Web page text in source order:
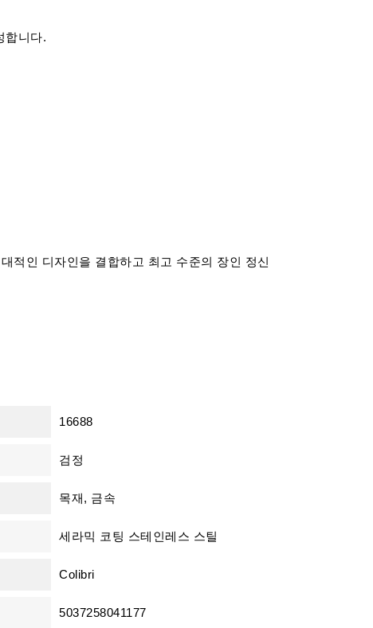
합니다.
적인 디자인을 결합하고 최고 수준의 장인 정신
16688
검정
목재, 금속
세라믹 코팅 스테인레스 스틸
Colibri
5037258041177